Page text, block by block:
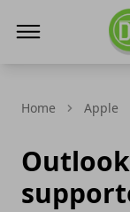
Home Apple